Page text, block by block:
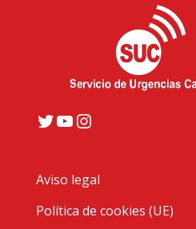
Twitter
YouTube
Instagram
Aviso legal
Política de cookies (UE)